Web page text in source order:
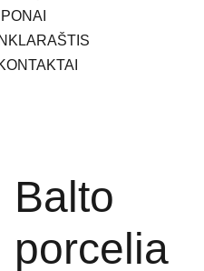
Balto
porcelia